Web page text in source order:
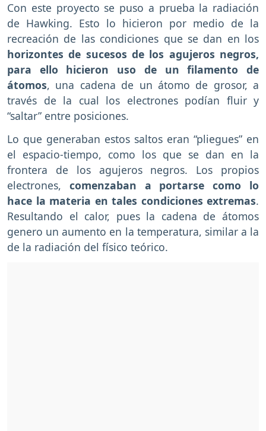
Con este proyecto se puso a prueba la radiación
de Hawking. Esto lo hicieron por medio de la
recreación de las condiciones que se dan en los
horizontes de sucesos de los agujeros negros,
para ello hicieron uso de un filamento de
átomos, una cadena de un átomo de grosor, a
través de la cual los electrones podían fluir y
“saltar” entre posiciones.
Lo que generaban estos saltos eran “pliegues” en
el espacio-tiempo, como los que se dan en la
frontera de los agujeros negros. Los propios
electrones, comenzaban a portarse como lo
hace la materia en tales condiciones extremas.
Resultando el calor, pues la cadena de átomos
genero un aumento en la temperatura, similar a la
de la radiación del físico teórico.